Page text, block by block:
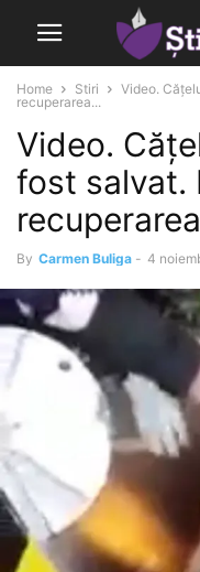
Home Stiri
Video.
recuperarea...
Video.
fost salvat.
By Carmen Buliga - 4